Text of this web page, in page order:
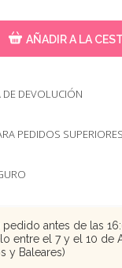
AÑADIR A LA
DE DEVOLUCIÓN
PEDIDOS
pedido antes de las
entre el 7 y el 10 de
y Baleares)